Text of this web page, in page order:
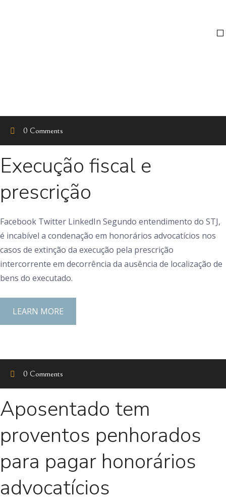
0 Comments
Execução fiscal e
prescrição
Facebook Twitter LinkedIn Segundo entendimento do STJ,
é incabível a condenação em honorários advocatícios nos
casos de extinção da execução pela prescrição
intercorrente em decorrência da ausência de localização de
bens do executado.
LEARN MORE
0 Comments
Aposentado tem
proventos penhorados
para pagar honorários
advocatícios